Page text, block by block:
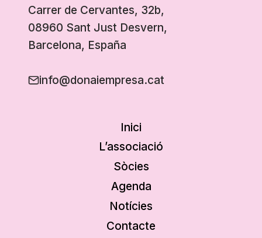
Carrer de Cervantes, 32b,
08960 Sant Just Desvern,
Barcelona, España
info@donaiempresa.cat
Inici
L’associació
Sòcies
Agenda
Notícies
Contacte